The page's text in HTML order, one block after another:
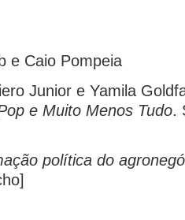
e Caio Pompeia
Junior e Yamila
e Muito Menos Tudo.
política do